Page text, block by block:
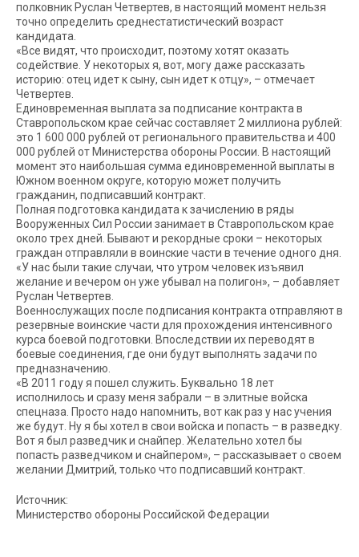
полковник Руслан Четвертев, в настоящий момент нельзя
точно определить среднестатистический возраст
кандидата.
«Все видят, что происходит, поэтому хотят оказать
содействие. У некоторых я, вот, могу даже рассказать
историю: отец идет к сыну, сын идет к отцу», – отмечает
Четвертев.
Единовременная выплата за подписание контракта в
Ставропольском крае сейчас составляет 2 миллиона рублей:
это 1 600 000 рублей от регионального правительства и 400
000 рублей от Министерства обороны России. В настоящий
момент это наибольшая сумма единовременной выплаты в
Южном военном округе, которую может получить
гражданин, подписавший контракт.
Полная подготовка кандидата к зачислению в ряды
Вооруженных Сил России занимает в Ставропольском крае
около трех дней. Бывают и рекордные сроки – некоторых
граждан отправляли в воинские части в течение одного дня.
«У нас были такие случаи, что утром человек изъявил
желание и вечером он уже убывал на полигон», – добавляет
Руслан Четвертев.
Военнослужащих после подписания контракта отправляют в
резервные воинские части для прохождения интенсивного
курса боевой подготовки. Впоследствии их переводят в
боевые соединения, где они будут выполнять задачи по
предназначению.
«В 2011 году я пошел служить. Буквально 18 лет
исполнилось и сразу меня забрали – в элитные войска
спецназа. Просто надо напомнить, вот как раз у нас учения
же будут. Ну я бы хотел в свои войска и попасть – в разведку.
Вот я был разведчик и снайпер. Желательно хотел бы
попасть разведчиком и снайпером», – рассказывает о своем
желании Дмитрий, только что подписавший контракт.
Источник:
Министерство обороны Российской Федерации